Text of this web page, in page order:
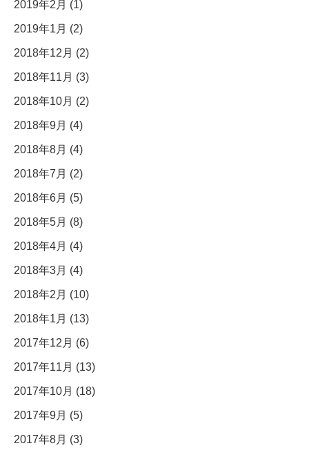
2019年2月 (1)
2019年1月 (2)
2018年12月 (2)
2018年11月 (3)
2018年10月 (2)
2018年9月 (4)
2018年8月 (4)
2018年7月 (2)
2018年6月 (5)
2018年5月 (8)
2018年4月 (4)
2018年3月 (4)
2018年2月 (10)
2018年1月 (13)
2017年12月 (6)
2017年11月 (13)
2017年10月 (18)
2017年9月 (5)
2017年8月 (3)